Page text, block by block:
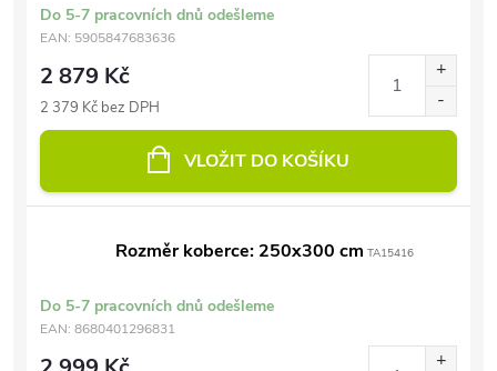
Do 5-7 pracovních dnů odešleme
EAN: 5905847683636
2 879 Kč
2 379 Kč bez DPH
VLOŽIT DO KOŠÍKU
Rozměr koberce: 250x300 cm TA15416
Do 5-7 pracovních dnů odešleme
EAN: 8680401296831